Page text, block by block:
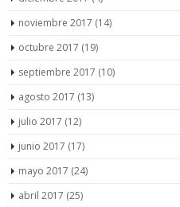
noviembre 2017 (14)
octubre 2017 (19)
septiembre 2017 (10)
agosto 2017 (13)
julio 2017 (12)
junio 2017 (17)
mayo 2017 (24)
abril 2017 (25)